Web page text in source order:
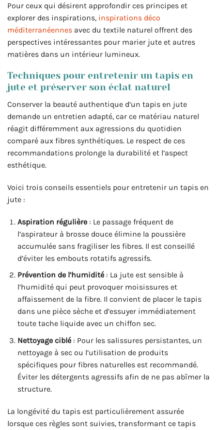
Pour ceux qui désirent approfondir ces principes et
explorer des inspirations, inspirations déco
méditerranéennes avec du textile naturel offrent des
perspectives intéressantes pour marier jute et autres
matières dans un intérieur lumineux.
Techniques pour entretenir un tapis en
jute et préserver son éclat naturel
Conserver la beauté authentique d’un tapis en jute
demande un entretien adapté, car ce matériau naturel
réagit différemment aux agressions du quotidien
comparé aux fibres synthétiques. Le respect de ces
recommandations prolonge la durabilité et l’aspect
esthétique.
Voici trois conseils essentiels pour entretenir un tapis en
jute :
Aspiration régulière: Le passage fréquent de
l’aspirateur à brosse douce élimine la poussière
accumulée sans fragiliser les fibres. Il est conseillé
d’éviter les embouts rotatifs agressifs.
Prévention de l’humidité: La jute est sensible à
l’humidité qui peut provoquer moisissures et
affaissement de la fibre. Il convient de placer le tapis
dans une pièce sèche et d’essuyer immédiatement
toute tache liquide avec un chiffon sec.
Nettoyage ciblé: Pour les salissures persistantes, un
nettoyage à sec ou l’utilisation de produits
spécifiques pour fibres naturelles est recommandé.
Éviter les détergents agressifs afin de ne pas abîmer la
structure.
La longévité du tapis est particulièrement assurée
lorsque ces règles sont suivies, transformant ce tapis